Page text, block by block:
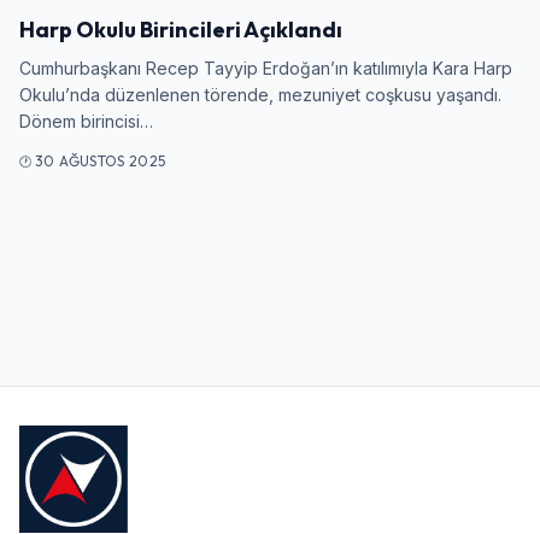
Harp Okulu Birincileri Açıklandı
Cumhurbaşkanı Recep Tayyip Erdoğan’ın katılımıyla Kara Harp
Okulu’nda düzenlenen törende, mezuniyet coşkusu yaşandı.
Dönem birincisi…
30 AĞUSTOS 2025
Kullanıcı Adı veya E-posta
Şifre